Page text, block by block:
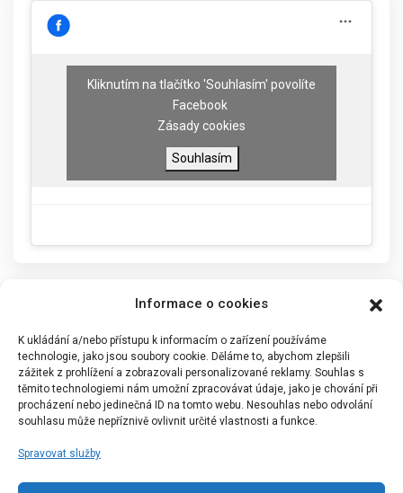
Informace o cookies
K ukládání a/nebo přístupu k informacím o zařízení používáme
technologie, jako jsou soubory cookie. Děláme to, abychom zlepšili
zážitek z prohlížení a zobrazovali personalizované reklamy. Souhlas s
těmito technologiemi nám umožní zpracovávat údaje, jako je chování při
procházení nebo jedinečná ID na tomto webu. Nesouhlas nebo odvolání
souhlasu může nepříznivě ovlivnit určité vlastnosti a funkce.
Spravovat služby
Kliknutím na tlačítko 'Souhlasím' povolíte
Facebook
Zásady cookies
Souhlasím